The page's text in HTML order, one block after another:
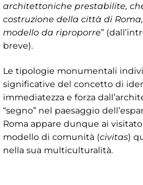
architettoniche prestabilite,
costruzione della città di
modello da riproporre”
breve).
Le tipologie monumentali
significative del concetto di
immediatezza e forza
“segno” nel paesaggio
Roma appare dunque ai
modello di comunità (civitas)
nella sua multiculturalità.